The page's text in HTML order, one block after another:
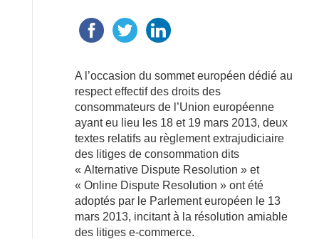
A l’occasion du sommet européen dédié au
respect effectif des droits des
consommateurs de l’Union européenne
ayant eu lieu les 18 et 19 mars 2013, deux
textes relatifs au règlement extrajudiciaire
des litiges de consommation dits
« Alternative Dispute Resolution » et
« Online Dispute Resolution » ont été
adoptés par le Parlement européen le 13
mars 2013, incitant à la résolution amiable
des litiges e-commerce.